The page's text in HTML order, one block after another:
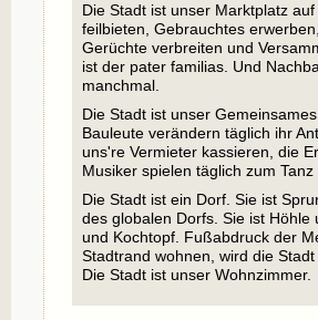
Die Stadt ist unser Marktplatz
feilbieten, Gebrauchtes
Gerüchte verbreiten und
ist der pater familias. Und
manchmal.
Die Stadt ist unser
Bauleute verändern täglich ihr
uns're Vermieter kassieren, die
Musiker spielen täglich zum
Die Stadt ist ein Dorf. Sie ist
des globalen Dorfs. Sie ist
und Kochtopf. Fußabdruck der
Stadtrand wohnen, wird die
Die Stadt ist unser Wohnzimmer.